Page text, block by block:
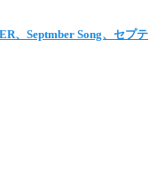
、Septmber Song、セプテ